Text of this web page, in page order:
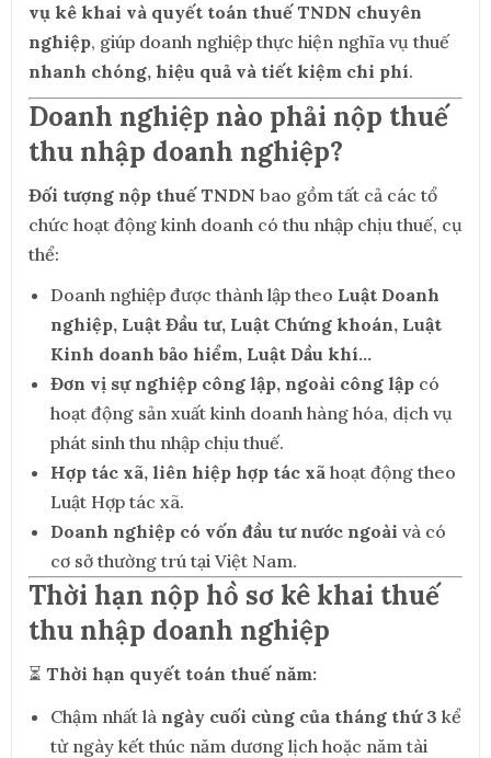
vụ kê khai và quyết toán thuế TNDN chuyên
nghiệp, giúp doanh nghiệp thực hiện nghĩa vụ thuế
nhanh chóng, hiệu quả và tiết kiệm chi phí.
Doanh nghiệp nào phải nộp thuế
thu nhập doanh nghiệp?
Đối tượng nộp thuế TNDN bao gồm tất cả các tổ
chức hoạt động kinh doanh có thu nhập chịu thuế, cụ
thể:
Doanh nghiệp được thành lập theo Luật Doanh
nghiệp, Luật Đầu tư, Luật Chứng khoán, Luật
Kinh doanh bảo hiểm, Luật Dầu khí…
Đơn vị sự nghiệp công lập, ngoài công lập có
hoạt động sản xuất kinh doanh hàng hóa, dịch vụ
phát sinh thu nhập chịu thuế.
Hợp tác xã, liên hiệp hợp tác xã hoạt động theo
Luật Hợp tác xã.
Doanh nghiệp có vốn đầu tư nước ngoài và có
cơ sở thường trú tại Việt Nam.
Thời hạn nộp hồ sơ kê khai thuế
thu nhập doanh nghiệp
⏳ Thời hạn quyết toán thuế năm:
Chậm nhất là ngày cuối cùng của tháng thứ 3 kể
từ ngày kết thúc năm dương lịch hoặc năm tài